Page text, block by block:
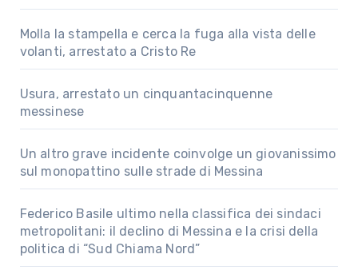
Molla la stampella e cerca la fuga alla vista delle
volanti, arrestato a Cristo Re
Usura, arrestato un cinquantacinquenne
messinese
Un altro grave incidente coinvolge un giovanissimo
sul monopattino sulle strade di Messina
Federico Basile ultimo nella classifica dei sindaci
metropolitani: il declino di Messina e la crisi della
politica di “Sud Chiama Nord”